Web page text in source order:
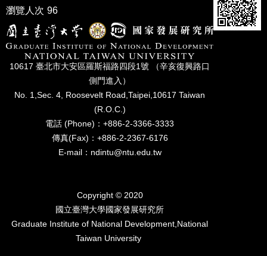
發
展
研
究
刊
口
瀏覽人次 96
10617 臺北市⼤安區羅斯福路四段1號 （辛亥復興路⼝
側⾨進入）
No. 1,Sec. 4, Roosevelt Road,Taipei,10617 Taiwan
(R.O.C.)
電話 (Phone)：+886-2-3366-3333
傳真(Fax)：+886-2-2367-6176
E-mail：ndintu@ntu.edu.tw
Copyright © 2020
國立臺灣⼤學國家發展研究所
Graduate Institute of National Development,National
Taiwan University